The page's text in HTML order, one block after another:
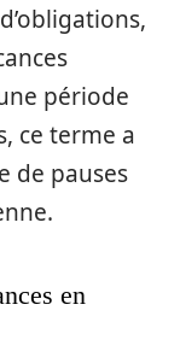
période
ce terme a
de pauses
en